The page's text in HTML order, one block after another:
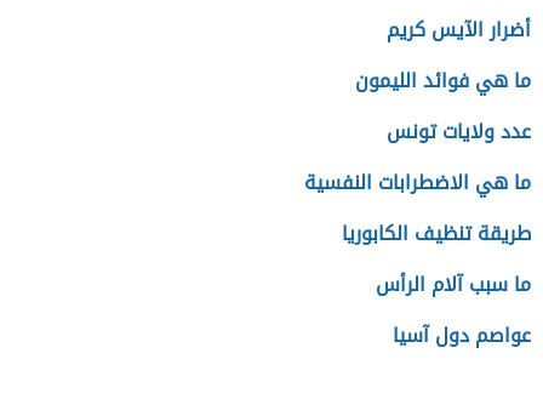
أضرار الآيس كريم
ما هي فوائد الليمون
عدد ولايات تونس
ما هي الاضطرابات النفسية
طريقة تنظيف الكابوريا
ما سبب آلام الرأس
عواصم دول آسيا